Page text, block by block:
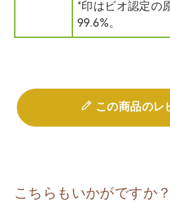
*印はビオ認定の
99.6%。
この商品のレ
こちらもいかがですか？